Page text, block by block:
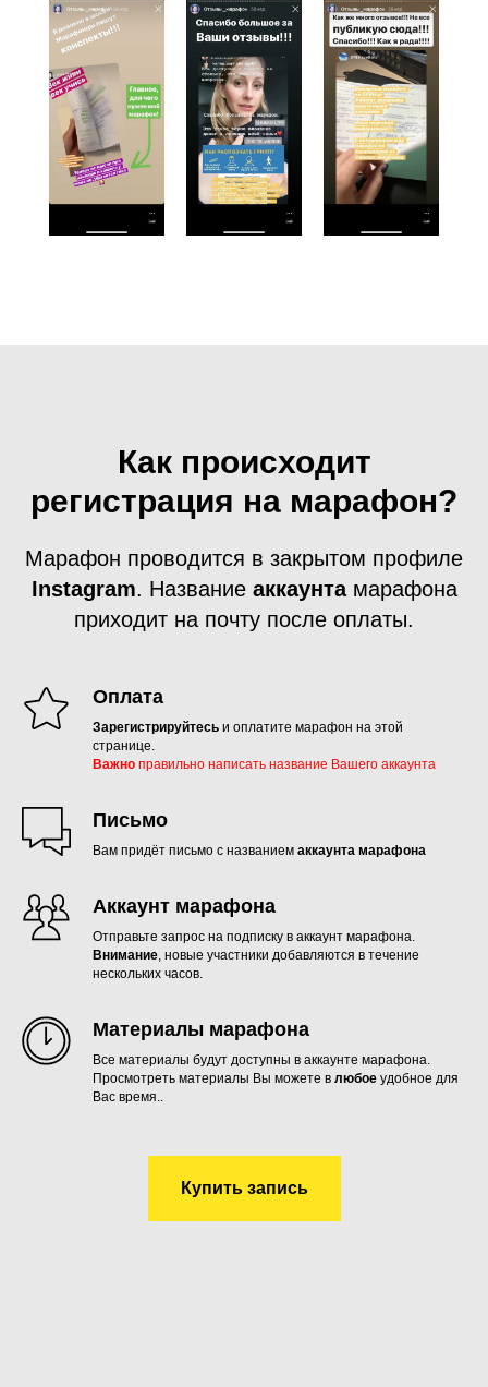
Как происходит
регистрация на марафон?
Марафон проводится в закрытом профиле
Instagram. Название аккаунтамарафона
приходит на почту после оплаты.
Оплата
Зарегистрируйтесь и оплатите марафон на этой
странице.
Важно правильно написать название Вашего аккаунта
Письмо
Вам придёт письмо с названием аккаунта марафона
Аккаунт марафона
Отправьте запрос на подписку в аккаунт марафона.
Внимание, новые участники добавляются в течение
нескольких часов.
Материалы марафона
Все материалы будут доступны в аккаунте марафона.
Просмотреть материалы Вы можете в любое удобное для
Вас время..
Купить запись